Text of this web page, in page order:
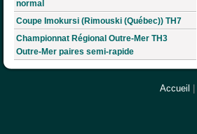
normal
Coupe Imokursi (Rimouski (Québec)) TH7
Championnat Régional Outre-Mer TH3
Outre-Mer paires semi-rapide
Accueil